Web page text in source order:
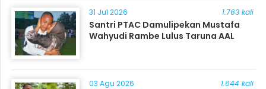
31 Jul 2026 1.763 kali
Santri PTAC Damulipekan Mustafa
Wahyudi Rambe Lulus Taruna AAL
03 Agu 2026 1.644 kali